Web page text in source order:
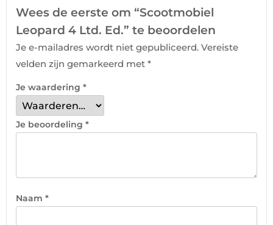
Wees de eerste om “Scootmobiel
Leopard 4 Ltd. Ed.” te beoordelen
Je e-mailadres wordt niet gepubliceerd. Vereiste
velden zijn gemarkeerd met *
Je waardering *
Je beoordeling *
Naam *